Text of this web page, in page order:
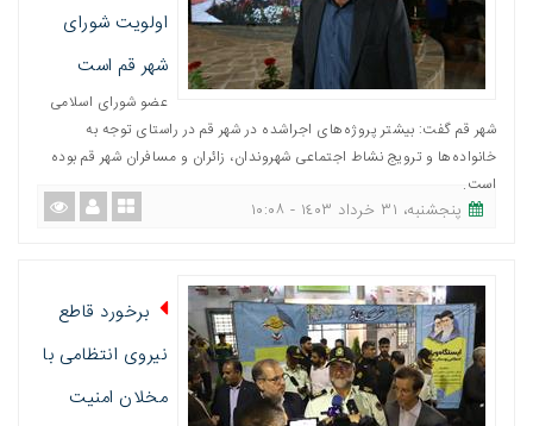
اولویت شورای
شهر قم است
عضو شورای اسلامی
شهر قم گفت: بیشتر پروژه‌های اجراشده در شهر قم در راستای توجه به
خانواده‌ها و ترویج نشاط اجتماعی شهروندان، زائران و مسافران شهر قم بوده
است.
پنجشنبه، ٣١ خرداد ١٤٠٣ - ١٠:٠٨
برخورد قاطع
نیروی انتظامی با
مخلان امنیت